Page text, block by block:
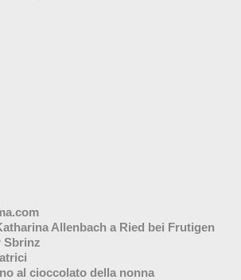
Allenbach a Ried bei Frutigen
Sbrinz
al cioccolato della nonna